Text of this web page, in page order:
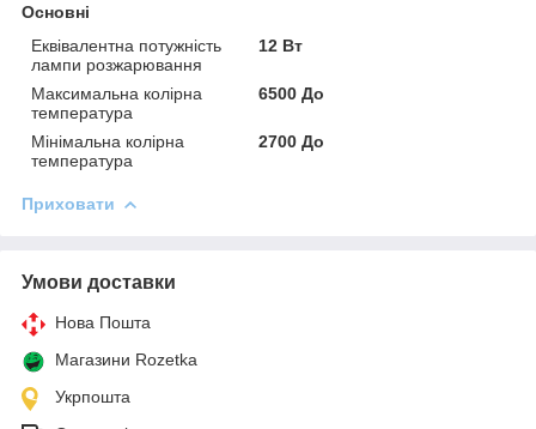
Основні
Еквівалентна потужність
лампи розжарювання
12 Вт
Максимальна колірна
температура
6500 До
Мінімальна колірна
температура
2700 До
Приховати
Умови доставки
Нова Пошта
Магазини Rozetka
Укрпошта